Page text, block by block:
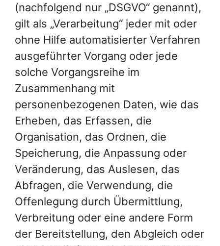
(nachfolgend nur „DSGVO“ genannt),
gilt als „Verarbeitung“ jeder mit oder
ohne Hilfe automatisierter Verfahren
ausgeführter Vorgang oder jede
solche Vorgangsreihe im
Zusammenhang mit
personenbezogenen Daten, wie das
Erheben, das Erfassen, die
Organisation, das Ordnen, die
Speicherung, die Anpassung oder
Veränderung, das Auslesen, das
Abfragen, die Verwendung, die
Offenlegung durch Übermittlung,
Verbreitung oder eine andere Form
der Bereitstellung, den Abgleich oder